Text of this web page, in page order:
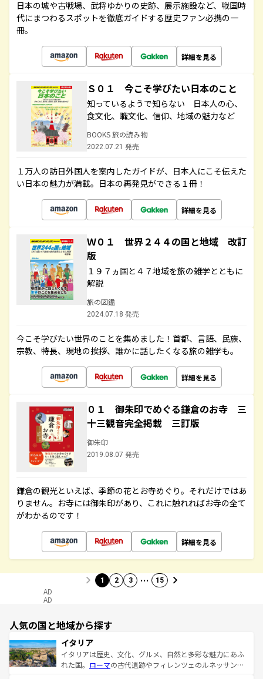
日本の城や古戦場、武将ゆかりの史跡、展示施設など、戦国時
代にまつわるスポットを徹底ガイドする歴史ファン必携の一
冊。
詳細を見る
Ｓ０１ 今こそ学びたい日本のこと
知っているようで知らない 日本人の心、
食文化、職文化、信仰、地域の魅力など
BOOKS 旅の読み物
2022.07.21 発売
１万人の訪日外国人を案内したガイドが、日本人にこそ伝えた
い日本の魅力が満載。日本の再発見ができる１冊！
詳細を見る
Ｗ０１ 世界２４４の国と地域 改訂
版
１９７ヵ国と４７地域を旅の雑学とともに
解説
旅の図鑑
2024.07.18 発売
今こそ学びたい世界のことを集めました！首都、言語、民族、
宗教、特長、現地の挨拶、誰かに話したくなる旅の雑学も。
詳細を見る
０１ 御朱印でめぐる鎌倉のお寺 三
十三観音完全掲載 三訂版
御朱印
2019.08.07 発売
鎌倉の観光といえば、季節の花とお寺めぐり。それだけではあ
りません。お寺には御朱印があり、これに触れればお寺の全て
がわかるのです！
詳細を見る
1 2 3 … 15
AD
AD
人気の国と地域から探す
イタリア
イタリアは歴史、文化、グルメ、自然と多彩な魅力にあふ
れた国。 ローマの古代遺跡やフィレンツェのルネッサンス